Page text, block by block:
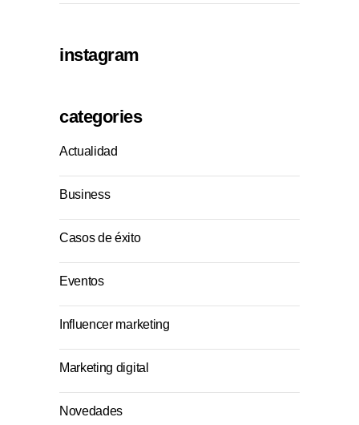
instagram
categories
Actualidad
Business
Casos de éxito
Eventos
Influencer marketing
Marketing digital
Novedades